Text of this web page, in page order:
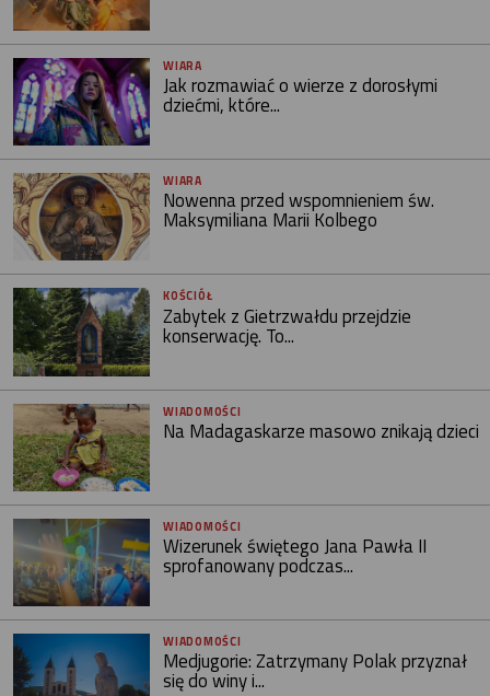
WIARA
Jak rozmawiać o wierze z dorosłymi
dziećmi, które...
WIARA
Nowenna przed wspomnieniem św.
Maksymiliana Marii Kolbego
KOŚCIÓŁ
Zabytek z Gietrzwałdu przejdzie
konserwację. To...
WIADOMOŚCI
Na Madagaskarze masowo znikają dzieci
WIADOMOŚCI
Wizerunek świętego Jana Pawła II
sprofanowany podczas...
WIADOMOŚCI
Medjugorie: Zatrzymany Polak przyznał
się do winy i...